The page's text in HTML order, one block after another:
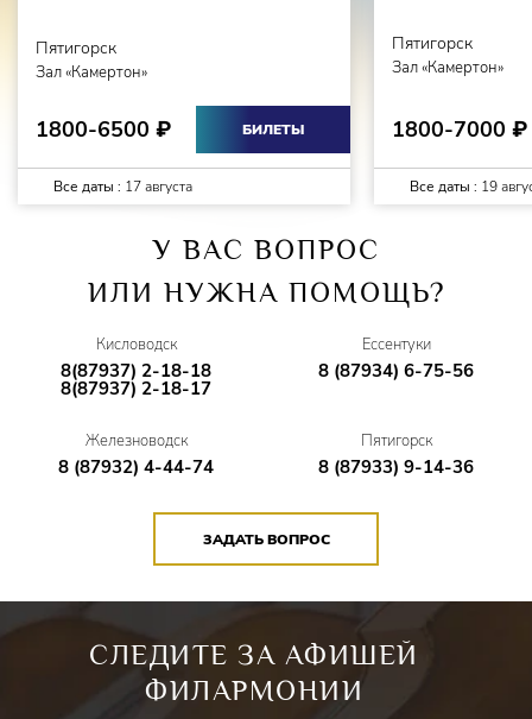
Пятигорск
Зал «Камертон»
1800-6500 ₽ БИЛЕТЫ
Все даты : 17 августа
Пятигорск
Зал «Камертон»
1800-7000 ₽
Все даты : 19
У ВАС ВОПРОС
ИЛИ НУЖНА ПОМОЩЬ?
Кисловодск
8(87937) 2-18-18
8(87937) 2-18-17
Ессентуки
8 (87934) 6-75-56
Железноводск
8 (87932) 4-44-74
Пятигорск
8 (87933) 9-14-36
ЗАДАТЬ ВОПРОС
СЛЕДИТЕ ЗА АФИШЕЙ
ФИЛАРМОНИИ